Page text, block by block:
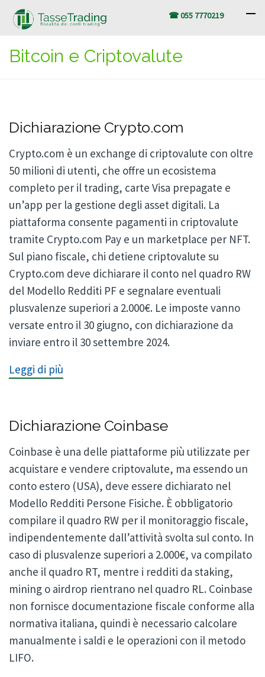
☎ 055 7770219
Bitcoin e Criptovalute
Dichiarazione Crypto.com
Crypto.com è un exchange di criptovalute con oltre
50 milioni di utenti, che offre un ecosistema
completo per il trading, carte Visa prepagate e
un’app per la gestione degli asset digitali. La
piattaforma consente pagamenti in criptovalute
tramite Crypto.com Pay e un marketplace per NFT.
Sul piano fiscale, chi detiene criptovalute su
Crypto.com deve dichiarare il conto nel quadro RW
del Modello Redditi PF e segnalare eventuali
plusvalenze superiori a 2.000€. Le imposte vanno
versate entro il 30 giugno, con dichiarazione da
inviare entro il 30 settembre 2024.
Leggi di più
Dichiarazione Coinbase
Coinbase è una delle piattaforme più utilizzate per
acquistare e vendere criptovalute, ma essendo un
conto estero (USA), deve essere dichiarato nel
Modello Redditi Persone Fisiche. È obbligatorio
compilare il quadro RW per il monitoraggio fiscale,
indipendentemente dall’attività svolta sul conto. In
caso di plusvalenze superiori a 2.000€, va compilato
anche il quadro RT, mentre i redditi da staking,
mining o airdrop rientrano nel quadro RL. Coinbase
non fornisce documentazione fiscale conforme alla
normativa italiana, quindi è necessario calcolare
manualmente i saldi e le operazioni con il metodo
LIFO.